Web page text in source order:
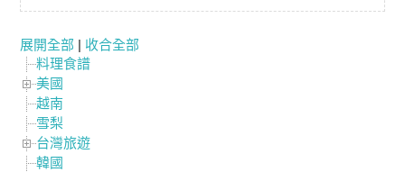
展開全部 | 收合全部
料理食譜
美國
越南
雪梨
台灣旅遊
韓國